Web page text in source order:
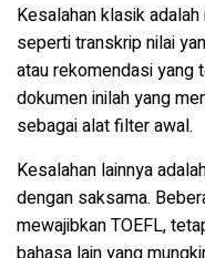
Kesalahan klasik
seperti transkrip nilai
atau rekomendasi yang
dokumen inilah yang
sebagai alat filter awal.
Kesalahan lainnya
dengan saksama.
mewajibkan TOEFL,